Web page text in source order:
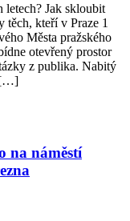
letech? Jak skloubit
těch, kteří v Praze 1
Města pražského
otevřený prostor
z publika. Nabitý
[…]
na náměstí